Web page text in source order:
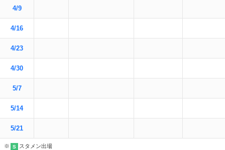
4/9
4/16
4/23
4/30
5/7
5/14
5/21
※ S
スタメン出場